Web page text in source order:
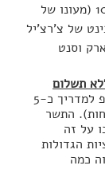
טראפלגר, רחוב דאונינג 10 (מעונו של
של צ'רצ'יל
וסנט
תשלום
התשר
על זה
הגדולות
כמה